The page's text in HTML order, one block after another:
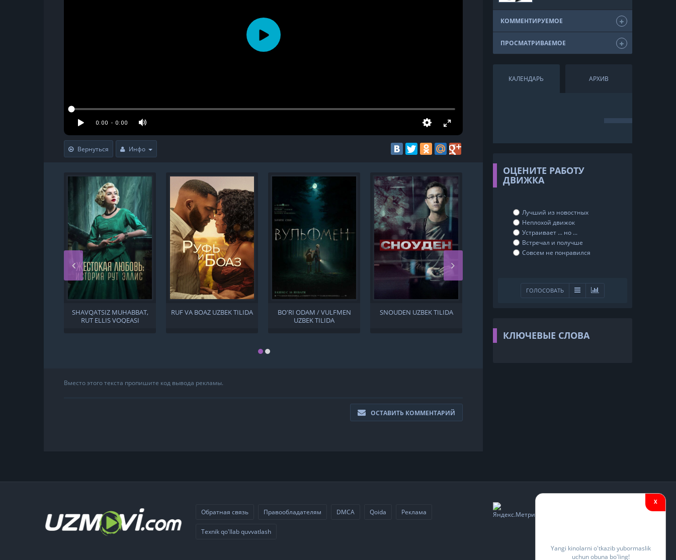
Вернуться Инфо
SHAVQATSIZ MUHABBAT,
RUT ELLIS VOQEASI
RUF VA BOAZ UZBEK TILIDA
BO'RI ODAM / VULFMEN
UZBEK TILIDA
SNOUDEN UZBEK TILIDA
Вместо этого текста пропишите код вывода рекламы.
ОСТАВИТЬ КОММЕНТАРИЙ
КОММЕНТИРУЕМОЕ
ПРОСМАТРИВАЕМОЕ
КАЛЕНДАРЬ АРХИВ
ОЦЕНИТЕ РАБОТУ
ДВИЖКА
Лучший из новостных
Неплохой движок
Устраивает ... но ...
Встречал и получше
Совсем не понравился
ГОЛОСОВАТЬ
КЛЮЧЕВЫЕ СЛОВА
Обратная связь Правообладателям DMCA Qoida Реклама
Texnik qo'llab quvvatlash
X
Yangi kinolarni o'tkazib yubormaslik
uchun obuna bo'ling!